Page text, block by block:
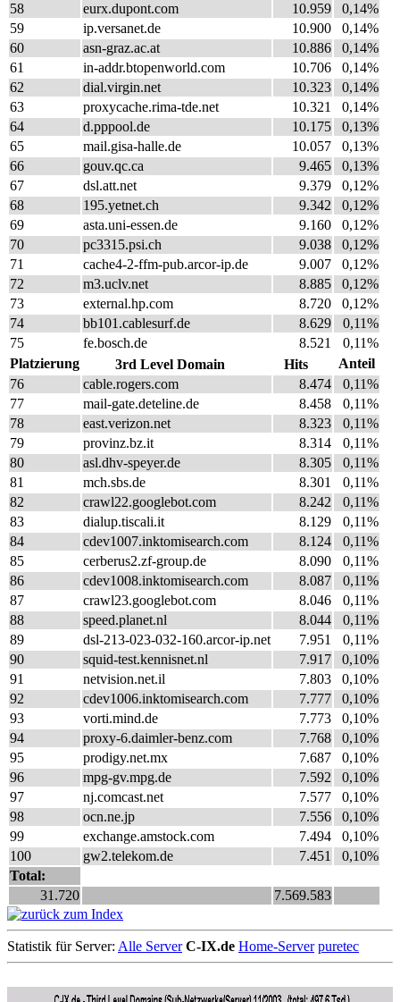
58
eurx.dupont.com 10.959
0,14%
59
ip.versanet.de 10.900
0,14%
60
asn-graz.ac.at 10.886
0,14%
61
in-addr.btopenworld.com 10.706
0,14%
62
dial.virgin.net 10.323
0,14%
63
proxycache.rima-tde.net 10.321
0,14%
64
d.pppool.de 10.175
0,13%
65
mail.gisa-halle.de 10.057
0,13%
66
gouv.qc.ca 9.465
0,13%
67
dsl.att.net 9.379
0,12%
68
195.yetnet.ch 9.342
0,12%
69
asta.uni-essen.de 9.160
0,12%
70
pc3315.psi.ch 9.038
0,12%
71
cache4-2-ffm-pub.arcor-ip.de 9.007
0,12%
72
m3.uclv.net 8.885
0,12%
73
external.hp.com 8.720
0,12%
74
bb101.cablesurf.de 8.629
0,11%
75
fe.bosch.de 8.521
0,11%
Platzierung
3rd Level Domain Hits
Anteil
76
cable.rogers.com 8.474
0,11%
77
mail-gate.deteline.de 8.458
0,11%
78
east.verizon.net 8.323
0,11%
79
provinz.bz.it 8.314
0,11%
80
asl.dhv-speyer.de 8.305
0,11%
81
mch.sbs.de 8.301
0,11%
82
crawl22.googlebot.com 8.242
0,11%
83
dialup.tiscali.it 8.129
0,11%
84
cdev1007.inktomisearch.com 8.124
0,11%
85
cerberus2.zf-group.de 8.090
0,11%
86
cdev1008.inktomisearch.com 8.087
0,11%
87
crawl23.googlebot.com 8.046
0,11%
88
speed.planet.nl 8.044
0,11%
89
dsl-213-023-032-160.arcor-ip.net 7.951
0,11%
90
squid-test.kennisnet.nl 7.917
0,10%
91
netvision.net.il 7.803
0,10%
92
cdev1006.inktomisearch.com 7.777
0,10%
93
vorti.mind.de 7.773
0,10%
94
proxy-6.daimler-benz.com 7.768
0,10%
95
prodigy.net.mx 7.687
0,10%
96
mpg-gv.mpg.de 7.592
0,10%
97
nj.comcast.net 7.577
0,10%
98
ocn.ne.jp 7.556
0,10%
99
exchange.amstock.com 7.494
0,10%
100
gw2.telekom.de 7.451
0,10%
Total:
31.720
7.569.583
Statistik für Server: Alle Server C-IX.de Home-Server puretec